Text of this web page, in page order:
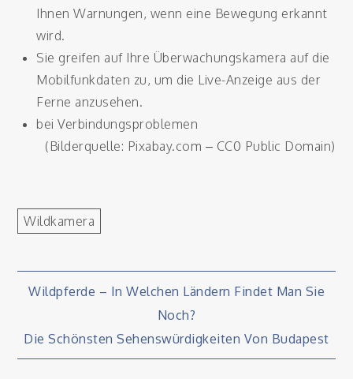
Ihnen Warnungen, wenn eine Bewegung erkannt
wird.
Sie greifen auf Ihre Überwachungskamera auf die
Mobilfunkdaten zu, um die Live-Anzeige aus der
Ferne anzusehen.
bei Verbindungsproblemen
(Bilderquelle: Pixabay.com – CC0 Public Domain)
Wildkamera
Beitragsnavigation
Wildpferde – In Welchen Ländern Findet Man Sie
Noch?
Die Schönsten Sehenswürdigkeiten Von Budapest